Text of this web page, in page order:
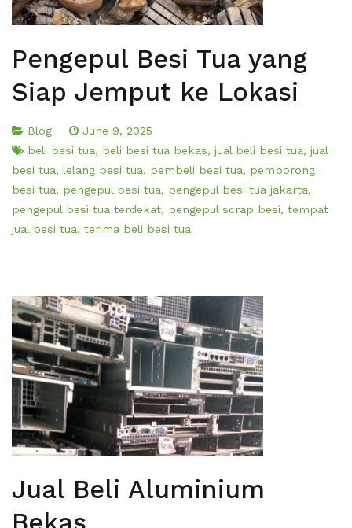
Pengepul Besi Tua yang
Siap Jemput ke Lokasi
Blog
June 9, 2025
beli besi tua, beli besi tua bekas, jual beli besi tua, jual
besi tua, lelang besi tua, pembeli besi tua, pemborong
besi tua, pengepul besi tua, pengepul besi tua jakarta,
pengepul besi tua terdekat, pengepul scrap besi, tempat
jual besi tua, terima beli besi tua
Jual Beli Aluminium